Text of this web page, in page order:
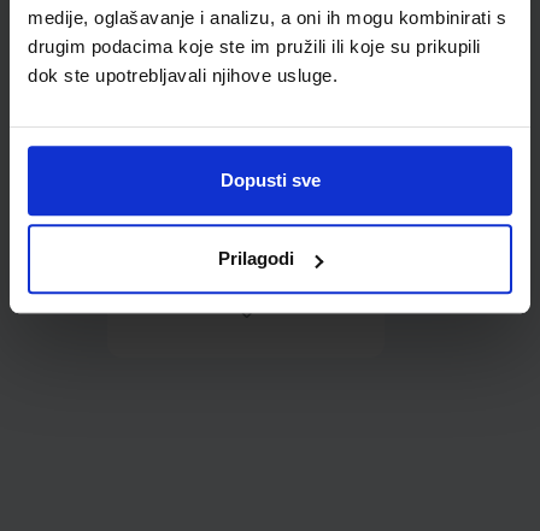
medije, oglašavanje i analizu, a oni ih mogu kombinirati s
drugim podacima koje ste im pružili ili koje su prikupili
dok ste upotrebljavali njihove usluge.
Dopusti sve
Prilagodi
0,85 €